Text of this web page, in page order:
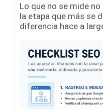
Lo que no se mide
la etapa que más se
diferencia hace a